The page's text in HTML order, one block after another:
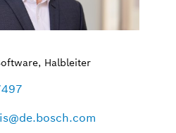
Halbleiter